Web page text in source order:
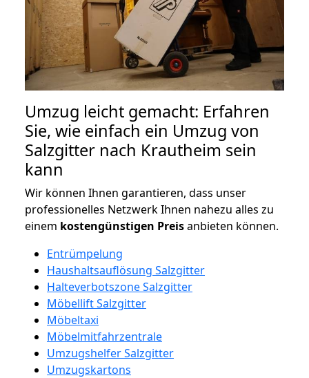
Umzug leicht gemacht: Erfahren
Sie, wie einfach ein Umzug von
Salzgitter nach Krautheim sein
kann
Wir können Ihnen garantieren, dass unser
professionelles Netzwerk Ihnen nahezu alles zu
einem kostengünstigen Preisanbieten können.
Entrümpelung
Haushaltsauflösung Salzgitter
Halteverbotszone Salzgitter
Möbellift Salzgitter
Möbeltaxi
Möbelmitfahrzentrale
Umzugshelfer Salzgitter
Umzugskartons